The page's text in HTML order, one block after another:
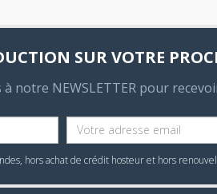
SUR VOTRE
notre NEWSLETTER pour
hors achat de crédit hosteur et hors